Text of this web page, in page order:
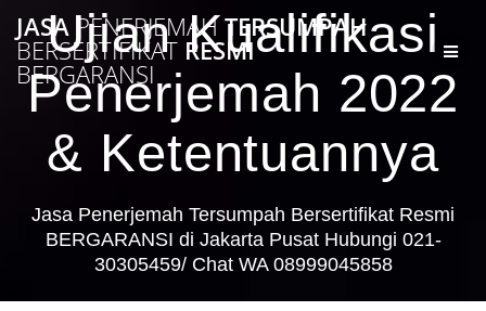
to
content
JASAPENERJEMAHTERSUMPAH
BERSERTIFIKAT RESMI
BERGARANSI
Ujian Kualifikasi
Penerjemah 2022
& Ketentuannya
Jasa Penerjemah Tersumpah Bersertifikat Resmi
BERGARANSI di Jakarta Pusat Hubungi 021-
30305459/ Chat WA 08999045858